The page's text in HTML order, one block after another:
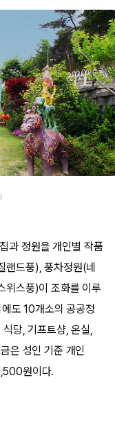
과 정원을 개인별 작품
랜드풍), 풍차정원(네
위스풍)이 조화를 이루
도 10개소의 공공정
당, 기프트샵, 온실,
은 성인 기준 개인
원이다.